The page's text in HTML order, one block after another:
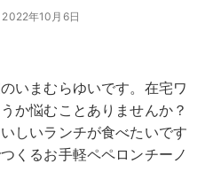
年10月6日
いまむらゆいです。在宅ワ
か悩むことありませんか？
しいランチが食べたいです
くるお手軽ペペロンチーノ